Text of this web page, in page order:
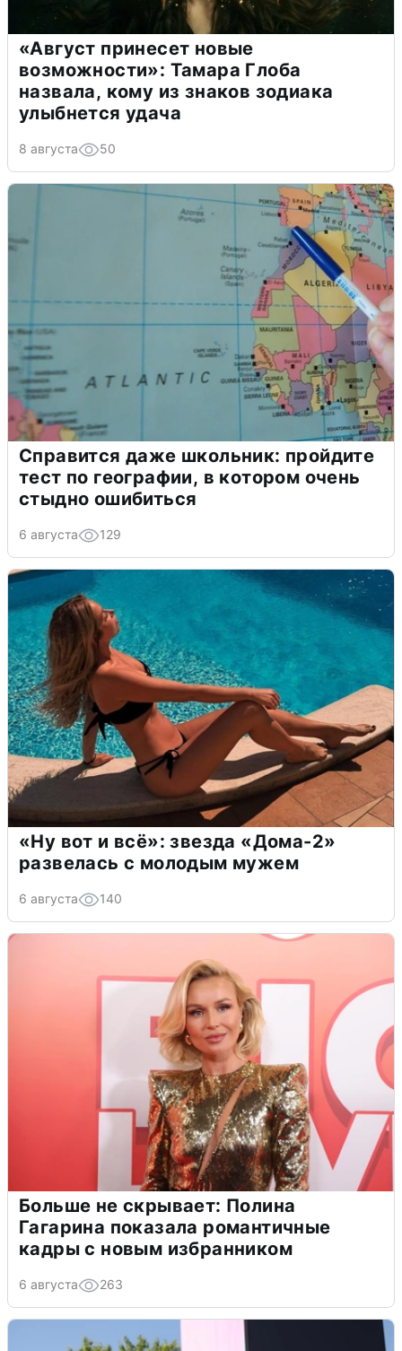
«Август принесет новые
возможности»: Тамара Глоба
назвала, кому из знаков зодиака
улыбнется удача
8 августа 50
Справится даже школьник: пройдите
тест по географии, в котором очень
стыдно ошибиться
6 августа 129
«Ну вот и всё»: звезда «Дома-2»
развелась с молодым мужем
6 августа 140
Больше не скрывает: Полина
Гагарина показала романтичные
кадры с новым избранником
6 августа 263